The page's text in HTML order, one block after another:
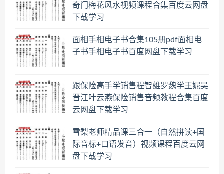
奇门梅花风水视频课程合集百度云网盘
下载学习
面相手相电子书合集105册pdf面相电
子书手相电子书百度网盘下载学习
跟保险高手学销售程智雄罗魏学王妮吴
晋江叶云燕保险销售音频教程合集百度
云网盘下载学习
雪梨老师精品课三合一（自然拼读+国
际音标+口语发音）视频课程百度云网
盘下载学习